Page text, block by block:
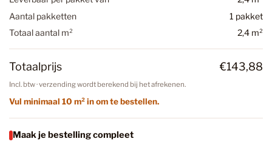
Aantal pakketten
1 pakket
Totaal aantal m²
2,4 m²
Totaalprijs €143,88
Incl. btw · verzending wordt berekend bij het afrekenen.
Vul minimaal 10 m² in om te bestellen.
Maak je bestelling compleet